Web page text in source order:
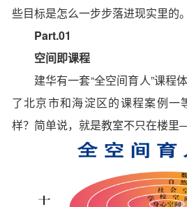
些目标是怎么一步步落进现实里的。
Part.01
空间即课程
建华有一套“全空间育人”课程
了北京市和海淀区的课程案例一
样？简单说，就是教室不只在楼